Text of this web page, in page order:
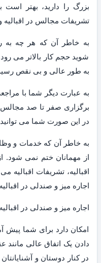
بزرگ را دارید، بهتر است
تشریفات مجالس در اقبالیه و
به خاطر آن که هر چه به
شوید حجم کار بالاتر می
به طور عالی و بی نقص
به عبارت دیگر شما با
برگزاری صفر تا صد
در این صورت شما می
به خاطر آن که خدمات و
از مهمانان ختم نمی شود.
اقبالیه، تشریفات
اجاره میز و صندلی در
اجاره میز و صندلی در
امکان دارد برای شما پیش
دادن یک اتفاق عالی مانند
در کنار دوستان و